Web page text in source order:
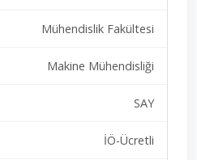
Mühendislik Fakültesi
Makine Mühendisliği
SAY
İÖ-Ücretli